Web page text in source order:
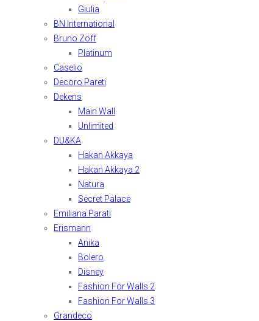
Giulia
BN International
Bruno Zoff
Platinum
Caselio
Decoro Pareti
Dekens
Main Wall
Unlimited
DU&KA
Hakan Akkaya
Hakan Akkaya 2
Natura
Secret Palace
Emiliana Parati
Erismann
Anika
Bolero
Disney
Fashion For Walls 2
Fashion For Walls 3
Grandeco